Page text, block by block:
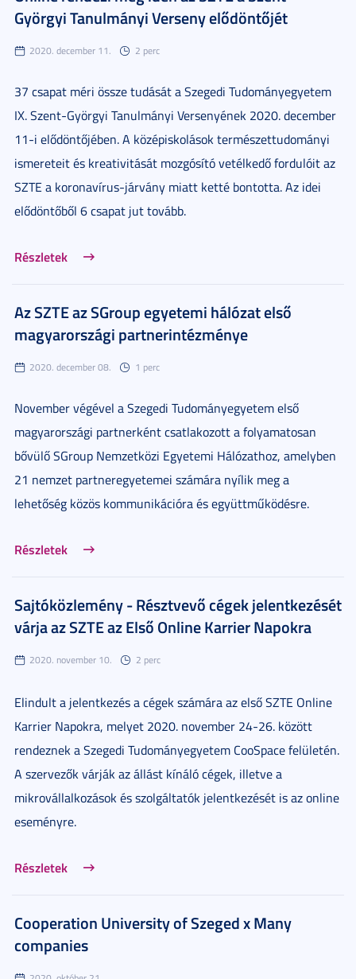
Györgyi Tanulmányi Verseny elődöntőjét
2020. december 11. 2 perc
37 csapat méri össze tudását a Szegedi Tudományegyetem
IX. Szent-Györgyi Tanulmányi Versenyének 2020. december
11-i elődöntőjében. A középiskolások természettudományi
ismereteit és kreativitását mozgósító vetélkedő fordulóit az
SZTE a koronavírus-járvány miatt ketté bontotta. Az idei
elődöntőből 6 csapat jut tovább.
Részletek
Az SZTE az SGroup egyetemi hálózat első
magyarországi partnerintézménye
2020. december 08. 1 perc
November végével a Szegedi Tudományegyetem első
magyarországi partnerként csatlakozott a folyamatosan
bővülő SGroup Nemzetközi Egyetemi Hálózathoz, amelyben
21 nemzet partneregyetemei számára nyílik meg a
lehetőség közös kommunikációra és együttműködésre.
Részletek
Sajtóközlemény - Résztvevő cégek jelentkezését
várja az SZTE az Első Online Karrier Napokra
2020. november 10. 2 perc
Elindult a jelentkezés a cégek számára az első SZTE Online
Karrier Napokra, melyet 2020. november 24-26. között
rendeznek a Szegedi Tudományegyetem CooSpace felületén.
A szervezők várják az állást kínáló cégek, illetve a
mikrovállalkozások és szolgáltatók jelentkezését is az online
eseményre.
Részletek
Cooperation University of Szeged x Many
companies